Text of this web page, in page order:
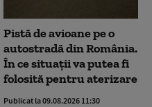
Pistă de avioane pe o
autostradă din România.
În ce situații va putea fi
folosită pentru aterizare
Publicat la 09.08.2026 11:30